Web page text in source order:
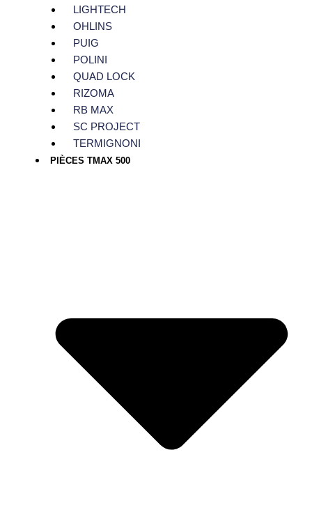
LIGHTECH
OHLINS
PUIG
POLINI
QUAD LOCK
RIZOMA
RB MAX
SC PROJECT
TERMIGNONI
PIÈCES TMAX 500